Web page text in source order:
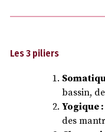
Les 3 piliers
bassin,
Yogique :
des